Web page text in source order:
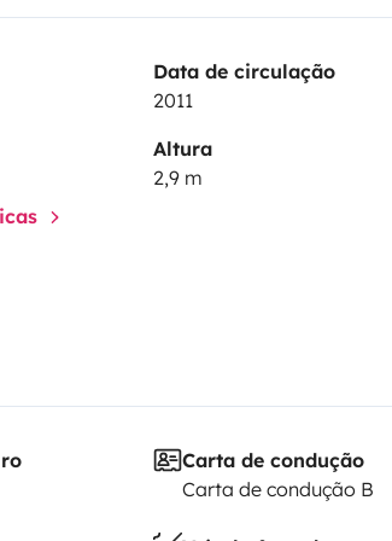
Data de circulação
2011
Altura
2,9 m
Carta de condução
Carta de condução B